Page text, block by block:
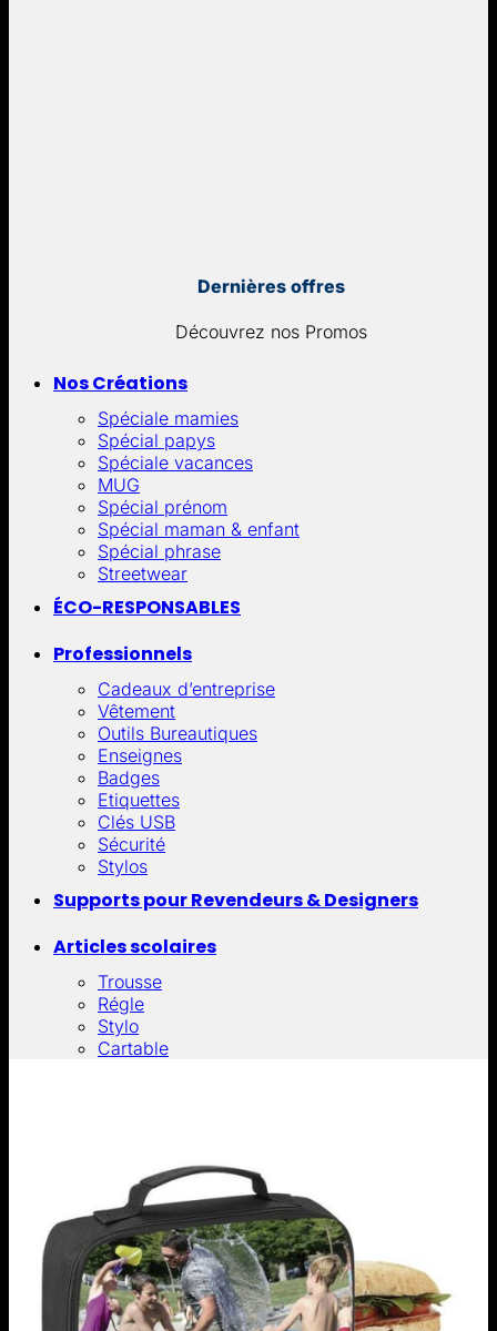
Dernières offres
Découvrez nos Promos
Nos Créations
Spéciale mamies
Spécial papys
Spéciale vacances
MUG
Spécial prénom
Spécial maman & enfant
Spécial phrase
Streetwear
ÉCO-RESPONSABLES
Professionnels
Cadeaux d’entreprise
Vêtement
Outils Bureautiques
Enseignes
Badges
Etiquettes
Clés USB
Sécurité
Stylos
Supports pour Revendeurs & Designers
Articles scolaires
Trousse
Régle
Stylo
Cartable